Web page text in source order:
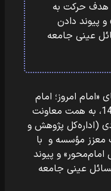
هدف حرکت به
پیوند دادن
عینی جامعه
امروز؛ امام
تحول»، روز دوشنبه، مورخ 8 تیر 1405، به همت معاونت
(اداره‌کل پژوهش و
معزز مؤسسه و با
و پیوند
عینی جامعه